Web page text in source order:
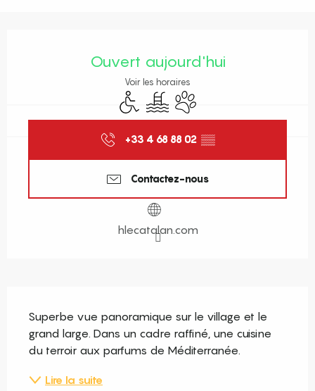
Ouvert aujourd'hui
Voir les horaires
Accès handicapés
PiscineAnimaux acceptés
+33 4 68 88 02 ▒▒
Contactez-nous
hlecatalan.com
Superbe vue panoramique sur le village et le
grand large. Dans un cadre raffiné, une cuisine
du terroir aux parfums de Méditerranée.
Lire la suite